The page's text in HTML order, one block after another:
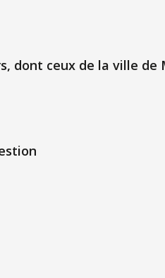
dont ceux de la ville de